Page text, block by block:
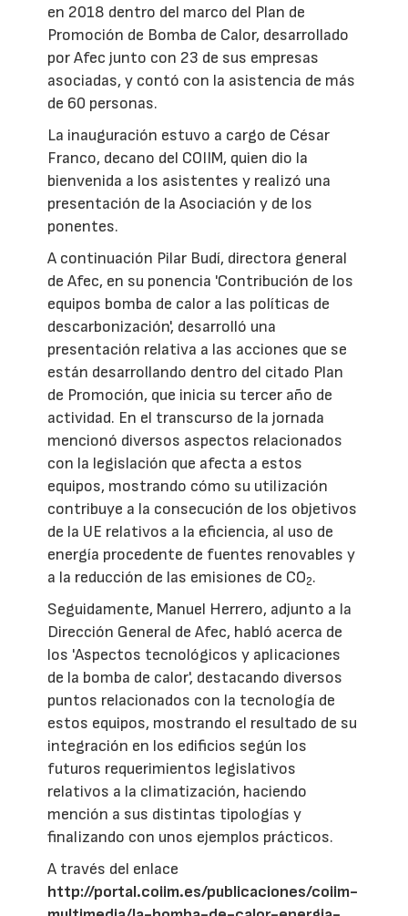
en 2018 dentro del marco del Plan de
Promoción de Bomba de Calor, desarrollado
por Afec junto con 23 de sus empresas
asociadas, y contó con la asistencia de más
de 60 personas.
La inauguración estuvo a cargo de César
Franco, decano del COIIM, quien dio la
bienvenida a los asistentes y realizó una
presentación de la Asociación y de los
ponentes.
A continuación Pilar Budí, directora general
de Afec, en su ponencia 'Contribución de los
equipos bomba de calor a las políticas de
descarbonización', desarrolló una
presentación relativa a las acciones que se
están desarrollando dentro del citado Plan
de Promoción, que inicia su tercer año de
actividad. En el transcurso de la jornada
mencionó diversos aspectos relacionados
con la legislación que afecta a estos
equipos, mostrando cómo su utilización
contribuye a la consecución de los objetivos
de la UE relativos a la eficiencia, al uso de
energía procedente de fuentes renovables y
a la reducción de las emisiones de CO2.
Seguidamente, Manuel Herrero, adjunto a la
Dirección General de Afec, habló acerca de
los 'Aspectos tecnológicos y aplicaciones
de la bomba de calor', destacando diversos
puntos relacionados con la tecnología de
estos equipos, mostrando el resultado de su
integración en los edificios según los
futuros requerimientos legislativos
relativos a la climatización, haciendo
mención a sus distintas tipologías y
finalizando con unos ejemplos prácticos.
A través del enlace
http://portal.coiim.es/publicaciones/coiim-